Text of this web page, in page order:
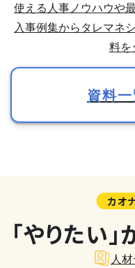
使える人事ノウハウや
入事例集からタレマネ
料を
資料
カオ
「やりたい
人